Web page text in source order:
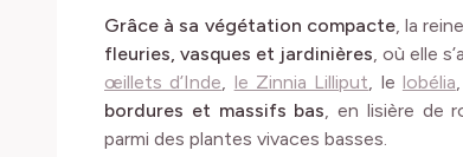
Grâce à sa végétation compacte, la
fleuries, vasques et jardinières, où elle
œillets d’Inde, le Zinnia Lilliput, le lobélia
bordures et massifs bas, en lisière de
parmi des plantes vivaces basses.